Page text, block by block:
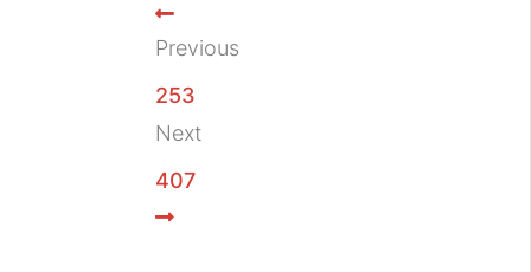
Previous
253
Next
407